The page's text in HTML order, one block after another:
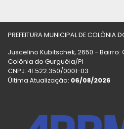
PREFEITURA MUNICIPAL DE COLÔNIA
Juscelino Kubitschek, 2650 - Bairro:
Colônia do Gurguéia/PI
CNPJ: 41.522.350/0001-03
Última Atualização: 06/08/2026